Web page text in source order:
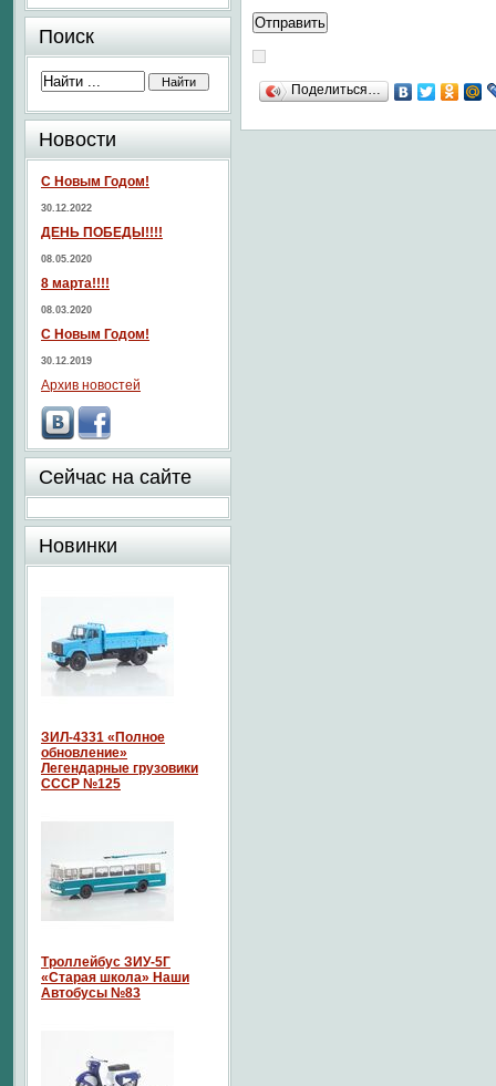
Поделиться…
Поиск
Новости
С Новым Годом!
30.12.2022
ДЕНЬ ПОБЕДЫ!!!!
08.05.2020
8 марта!!!!
08.03.2020
С Новым Годом!
30.12.2019
Архив новостей
Сейчас на сайте
Новинки
ЗИЛ-4331 «Полное
обновление»
Легендарные грузовики
СССР №125
Троллейбус ЗИУ-5Г
«Старая школа» Наши
Автобусы №83